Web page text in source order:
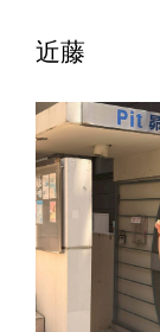
近藤